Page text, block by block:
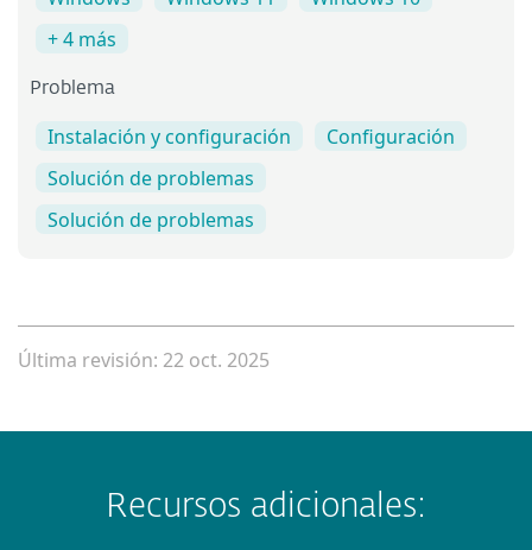
+ 4 más
Problema
Instalación y configuración
Configuración
Solución de problemas
Solución de problemas
Última revisión: 22 oct. 2025
Recursos adicionales: